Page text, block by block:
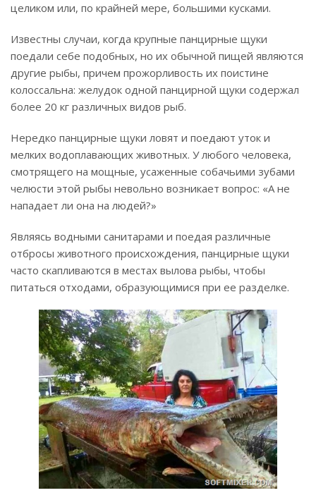
целиком или, по крайней мере, большими кусками.
Известны случаи, когда крупные панцирные щуки
поедали себе подобных, но их обычной пищей являются
другие рыбы, причем прожорливость их поистине
колоссальна: желудок одной панцирной щуки содержал
более 20 кг различных видов рыб.
Нередко панцирные щуки ловят и поедают уток и
мелких водоплавающих животных. У любого человека,
смотрящего на мощные, усаженные собачьими зубами
челюсти этой рыбы невольно возникает вопрос: «А не
нападает ли она на людей?»
Являясь водными санитарами и поедая различные
отбросы животного происхождения, панцирные щуки
часто скапливаются в местах вылова рыбы, чтобы
питаться отходами, образующимися при ее разделке.